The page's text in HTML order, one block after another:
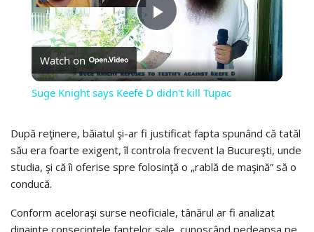
PLAY
VIDEO
Watch on
Suge Knight says Keefe D didn't kill Tupac
După reţinere, băiatul şi-ar fi justificat fapta spunând că tatăl
său era foarte exigent, îl controla frecvent la Bucureşti, unde
studia, şi că îi oferise spre folosinţă o „rablă de maşină” să o
conducă.
Conform aceloraşi surse neoficiale, tânărul ar fi analizat